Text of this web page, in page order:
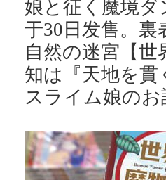
娘と征く魔境
于30日发售。
自然の迷宮【
知は『天地を貫
スライム娘のお